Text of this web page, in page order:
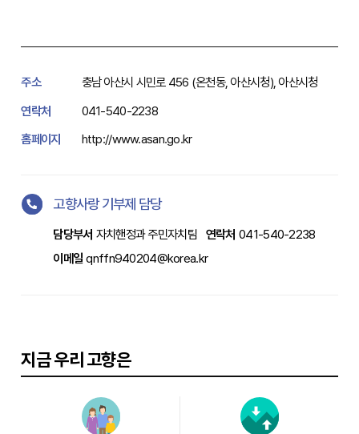
주소
충남 아산시 시민로 456 (온천동, 아산시청), 아산시청
연락처
041-540-2238
홈페이지
http://www.asan.go.kr
고향사랑 기부제 담당
담당부서 자치핸정과 주민자치팀 연락처 041-540-2238
이메일 qnffn940204@korea.kr
지금 우리 고향은